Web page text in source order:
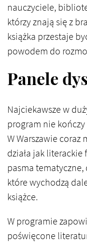
nauczyciele,
którzy znają się z
książka przestaje
powodem do
Panele
Najciekawsze w
program nie
W Warszawie
działa jak literackie
pasma
które wychodzą
książce.
W programie
poświęcone